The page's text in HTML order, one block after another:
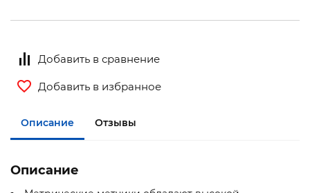
Добавить в сравнение
Добавить в избранное
Описание Отзывы
Описание